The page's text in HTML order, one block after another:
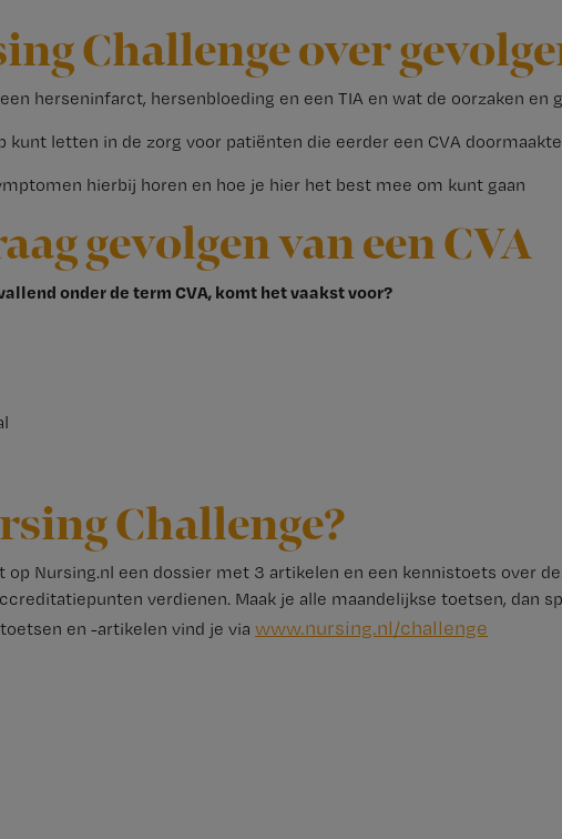
Challenge over
herseninfarct, hersenbloeding en een TIA en wat de oorzaken en
kunt letten in de zorg voor patiënten die eerder een CVA
hierbij horen en hoe je hier het best mee om kunt gaan
gevolgen van een CVA
onder de term CVA, komt het vaakst voor?
Challenge?
op Nursing.nl een dossier met 3 artikelen en een kennistoets over
verdienen. Maak je alle maandelijkse toetsen, dan
en -artikelen vind je via www.​nursing.​nl/​challenge